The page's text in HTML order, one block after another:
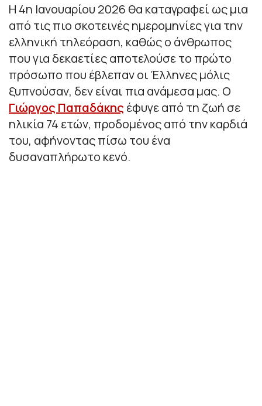
Η 4η Ιανουαρίου 2026 θα καταγραφεί ως μια
από τις πιο σκοτεινές ημερομηνίες για την
ελληνική τηλεόραση, καθώς ο άνθρωπος
που για δεκαετίες αποτελούσε το πρώτο
πρόσωπο που έβλεπαν οι Έλληνες μόλις
ξυπνούσαν, δεν είναι πια ανάμεσα μας. Ο
Γιώργος Παπαδάκης έφυγε από τη ζωή σε
ηλικία 74 ετών, προδομένος από την καρδιά
του, αφήνοντας πίσω του ένα
δυσαναπλήρωτο κενό.